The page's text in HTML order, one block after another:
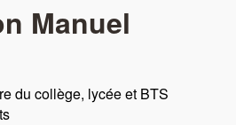
Manuel
du collège, lycée et BTS